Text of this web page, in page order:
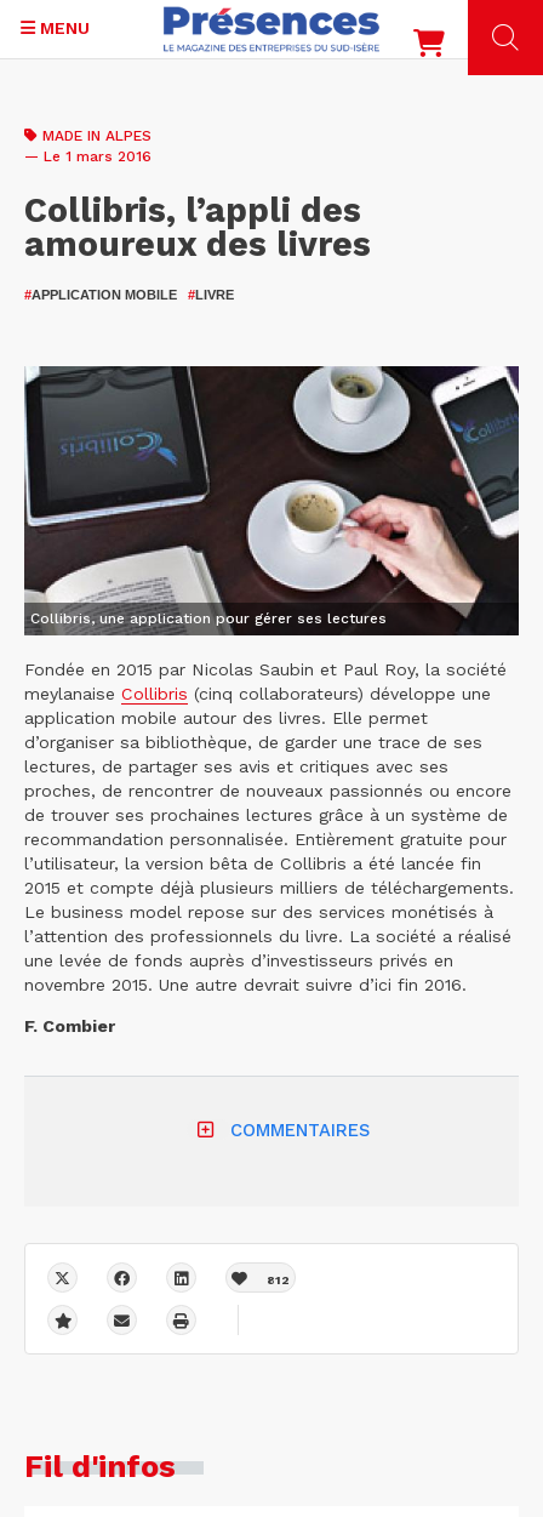
contenu
MENU
MADE IN ALPES
— Le 1 mars 2016
Collibris, l’appli des
amoureux des livres
#APPLICATION MOBILE #LIVRE
Collibris, une application pour gérer ses lectures
Fondée en 2015 par Nicolas Saubin et Paul Roy, la société
meylanaise Collibris (cinq collaborateurs) développe une
application mobile autour des livres. Elle permet
d’organiser sa bibliothèque, de garder une trace de ses
lectures, de partager ses avis et critiques avec ses
proches, de rencontrer de nouveaux passionnés ou encore
de trouver ses prochaines lectures grâce à un système de
recommandation personnalisée. Entièrement gratuite pour
l’utilisateur, la version bêta de Collibris a été lancée fin
2015 et compte déjà plusieurs milliers de téléchargements.
Le business model repose sur des services monétisés à
l’attention des professionnels du livre. La société a réalisé
une levée de fonds auprès d’investisseurs privés en
novembre 2015. Une autre devrait suivre d’ici fin 2016.
F. Combier
COMMENTAIRES
812
Fil d'infos